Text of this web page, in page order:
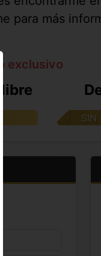
para más
exclusivo
SIN